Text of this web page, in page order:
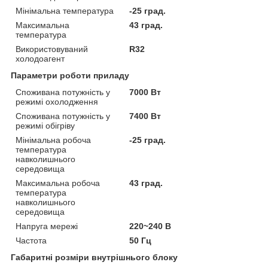
Мінімальна температура
-25 град.
Максимальна
температура
43 град.
Використовуваний
холодоагент
R32
Параметри роботи приладу
Споживана потужність у
режимі охолодження
7000 Вт
Споживана потужність у
режимі обігріву
7400 Вт
Мінімальна робоча
температура
навколишнього
середовища
-25 град.
Максимальна робоча
температура
навколишнього
середовища
43 град.
Напруга мережі
220~240 В
Частота
50 Гц
Габаритні розміри внутрішнього блоку